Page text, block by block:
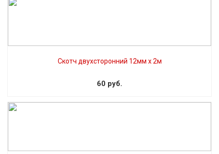
Скотч двухсторонний 12мм х 2м
60 руб.